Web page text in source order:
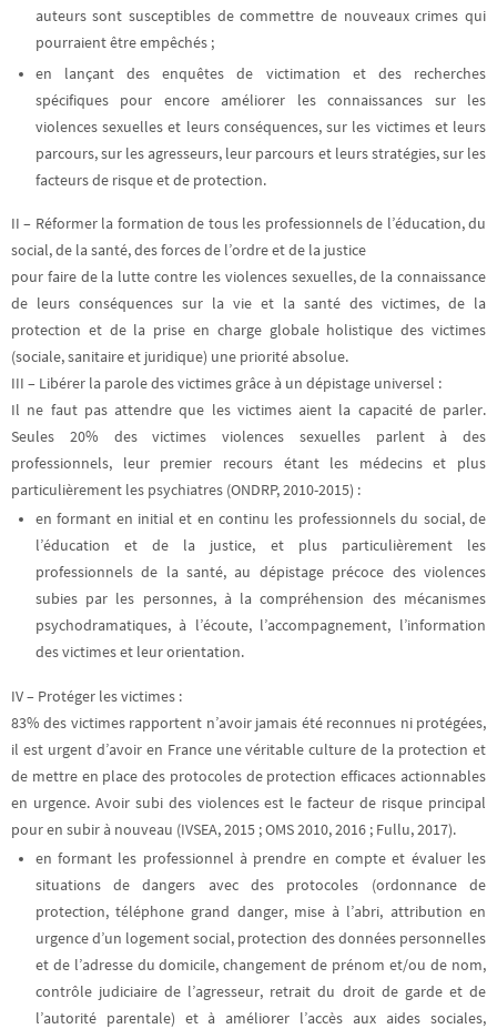
auteurs sont susceptibles de commettre de nouveaux crimes qui
pourraient être empêchés ;
en lançant des enquêtes de victimation et des recherches
spécifiquespour encore améliorer les connaissances sur les
violences sexuelles et leurs conséquences, sur les victimes et leurs
parcours, sur les agresseurs, leur parcours et leurs stratégies, sur les
facteurs de risque et de protection.
II – Réformer la formation de tous les professionnels de l’éducation, du
social, de la santé, des forces de l’ordre et de la justice
pour faire de la lutte contre les violences sexuelles, de la connaissance
de leurs conséquences sur la vie et la santé des victimes, de la
protection et de la prise en charge globale holistique des victimes
(sociale, sanitaire et juridique) une priorité absolue.
III – Libérer la parole des victimes grâce à un dépistage universel :
Il ne faut pas attendre que les victimes aient la capacité de parler.
Seules 20% des victimes violences sexuelles parlent à des
professionnels, leur premier recours étant les médecins et plus
particulièrement les psychiatres (ONDRP, 2010-2015) :
en formant en initial et en continu les professionnels du social, de
l’éducation et de la justice, et plus particulièrement les
professionnels de la santé, au dépistage précoce des violences
subies par les personnes, à la compréhension des mécanismes
psychodramatiques, à l’écoute, l’accompagnement, l’information
des victimes et leur orientation.
IV – Protéger les victimes :
83% des victimes rapportent n’avoir jamais été reconnues ni protégées,
il est urgent d’avoir en France une véritable culture de la protection et
de mettre en place des protocoles de protection efficaces actionnables
en urgence. Avoir subi des violences est le facteur de risque principal
pour en subir à nouveau (IVSEA, 2015 ; OMS 2010, 2016 ; Fullu, 2017).
en formant les professionnel à prendre en compte et évaluer les
situations de dangers avec des protocoles (ordonnance de
protection, téléphone grand danger, mise à l’abri, attribution en
urgence d’un logement social, protection des données personnelles
et de l’adresse du domicile, changement de prénom et/ou de nom,
contrôle judiciaire de l’agresseur, retrait du droit de garde et de
l’autorité parentale) et à améliorer l’accès aux aides sociales,